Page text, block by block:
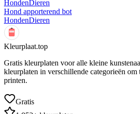
HondenDieren
Hond apporterend bot
HondenDieren
Kleurplaat.top
Gratis kleurplaten voor alle kleine
kleurplaten in verschillende categorieën om
printen.
Gratis